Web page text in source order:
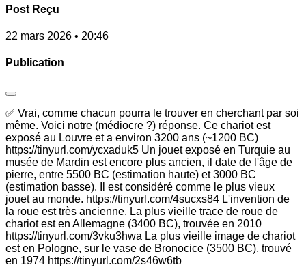
Post Reçu
22 mars 2026 • 20:46
Publication
✅ Vrai, comme chacun pourra le trouver en cherchant par soi
même. Voici notre (médiocre ?) réponse. Ce chariot est
exposé au Louvre et a environ 3200 ans (~1200 BC)
https://tinyurl.com/ycxaduk5 Un jouet exposé en Turquie au
musée de Mardin est encore plus ancien, il date de l'âge de
pierre, entre 5500 BC (estimation haute) et 3000 BC
(estimation basse). Il est considéré comme le plus vieux
jouet au monde. https://tinyurl.com/4sucxs84 L'invention de
la roue est très ancienne. La plus vieille trace de roue de
chariot est en Allemagne (3400 BC), trouvée en 2010
https://tinyurl.com/3vku3hwa La plus vieille image de chariot
est en Pologne, sur le vase de Bronocice (3500 BC), trouvé
en 1974 https://tinyurl.com/2s46w6tb